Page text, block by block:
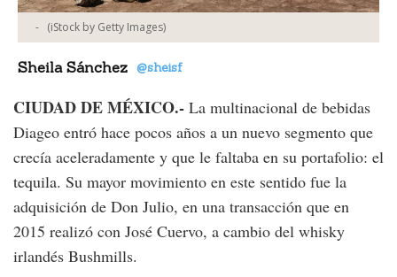
- (iStock by Getty Images)
Sheila Sánchez @sheisf
CIUDAD DE MÉXICO.- La multinacional de bebidas
Diageo entró hace pocos años a un nuevo segmento que
crecía aceleradamente y que le faltaba en su portafolio: el
tequila. Su mayor movimiento en este sentido fue la
adquisición de Don Julio, en una transacción que en
2015 realizó con José Cuervo, a cambio del whisky
irlandés Bushmills.